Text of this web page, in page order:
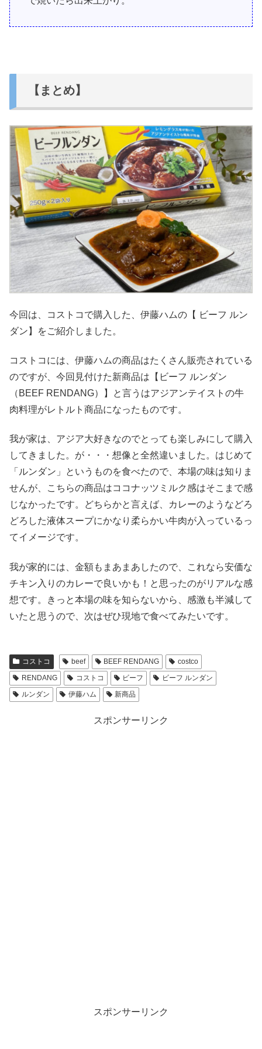
【まとめ】
今回は、コストコで購入した、伊藤ハムの【 ビーフ ルン
ダン】をご紹介しました。
コストコには、伊藤ハムの商品はたくさん販売されている
のですが、今回見付けた新商品は【ビーフ ルンダン
（BEEF RENDANG）】と言うはアジアンテイストの牛
肉料理がレトルト商品になったものです。
我が家は、アジア大好きなのでとっても楽しみにして購入
してきました。が・・・想像と全然違いました。はじめて
「ルンダン」というものを食べたので、本場の味は知りま
せんが、こちらの商品はココナッツミルク感はそこまで感
じなかったです。どちらかと言えば、カレーのようなどろ
どろした液体スープにかなり柔らかい牛肉が入っているっ
てイメージです。
我が家的には、金額もまあまあしたので、これなら安価な
チキン入りのカレーで良いかも！と思ったのがリアルな感
想です。きっと本場の味を知らないから、感激も半減して
いたと思うので、次はぜひ現地で食べてみたいです。
コストコ beef BEEF RENDANG
costco
RENDANG
コストコ ビーフ
ビーフ ルンダン
ルンダン
伊藤ハム 新商品
スポンサーリンク
スポンサーリンク